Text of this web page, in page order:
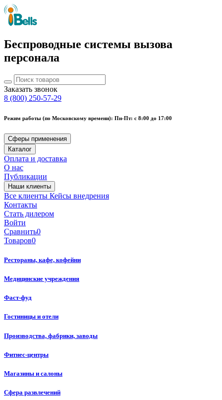
Беспроводные системы вызова
персонала
Заказать звонок
8 (800) 250-57-29
Режим работы (по Московскому времени): Пн-Пт: с 8:00 до 17:00
Сферы применения
Каталог
Оплата и доставка
О нас
Публикации
Наши клиенты
Все клиенты Кейсы внедрения
Контакты
Стать дилером
Войти
Сравнить0
Товаров0
Рестораны, кафе, кофейни
Медицинские учреждения
Фаст-фуд
Гостиницы и отели
Производства, фабрики, заводы
Фитнес-центры
Магазины и салоны
Сфера развлечений